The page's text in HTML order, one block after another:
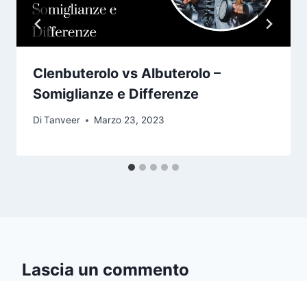
Clenbuterolo vs Albuterolo –
Somiglianze e Differenze
DiTanveer Marzo 23, 2023
Lascia un commento